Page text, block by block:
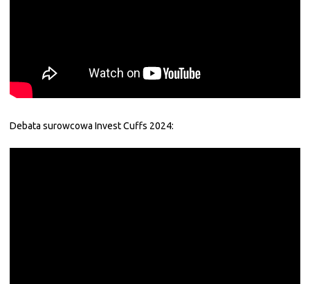
Debata surowcowa Invest Cuffs 2024: